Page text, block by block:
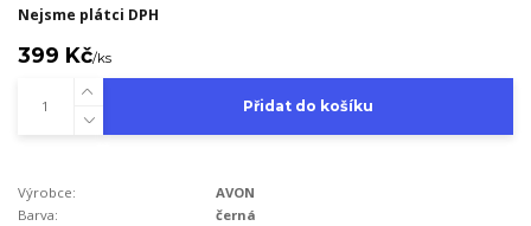
Nejsme plátci DPH
399 Kč/ks
Přidat do košíku
Výrobce:
AVON
Barva:
černá